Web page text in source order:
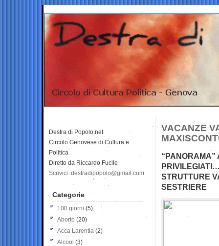
VACANZE
“PANORAMA”
STRUTTURE
SESTRIERE
Destra di Popolo.net
Circolo Genovese di Cultura e
Politica
Diretto da Riccardo Fucile
Scrivici: destradipopolo@gmail.com
Categorie
100 giorni (5)
Aborto (20)
Acca Larentia (2)
Alcool (3)